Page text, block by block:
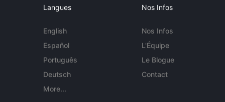
Langues
English
Español
Português
Deutsch
More...
Nos Infos
Nos Infos
L'Équipe
Le Blogue
Contact